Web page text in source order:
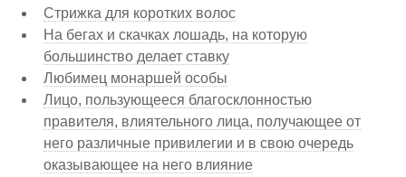
Стрижка для коротких волос
На бегах и скачках лошадь, на которую
большинство делает ставку
Любимец монаршей особы
Лицо, пользующееся благосклонностью
правителя, влиятельного лица, получающее от
него различные привилегии и в свою очередь
оказывающее на него влияние